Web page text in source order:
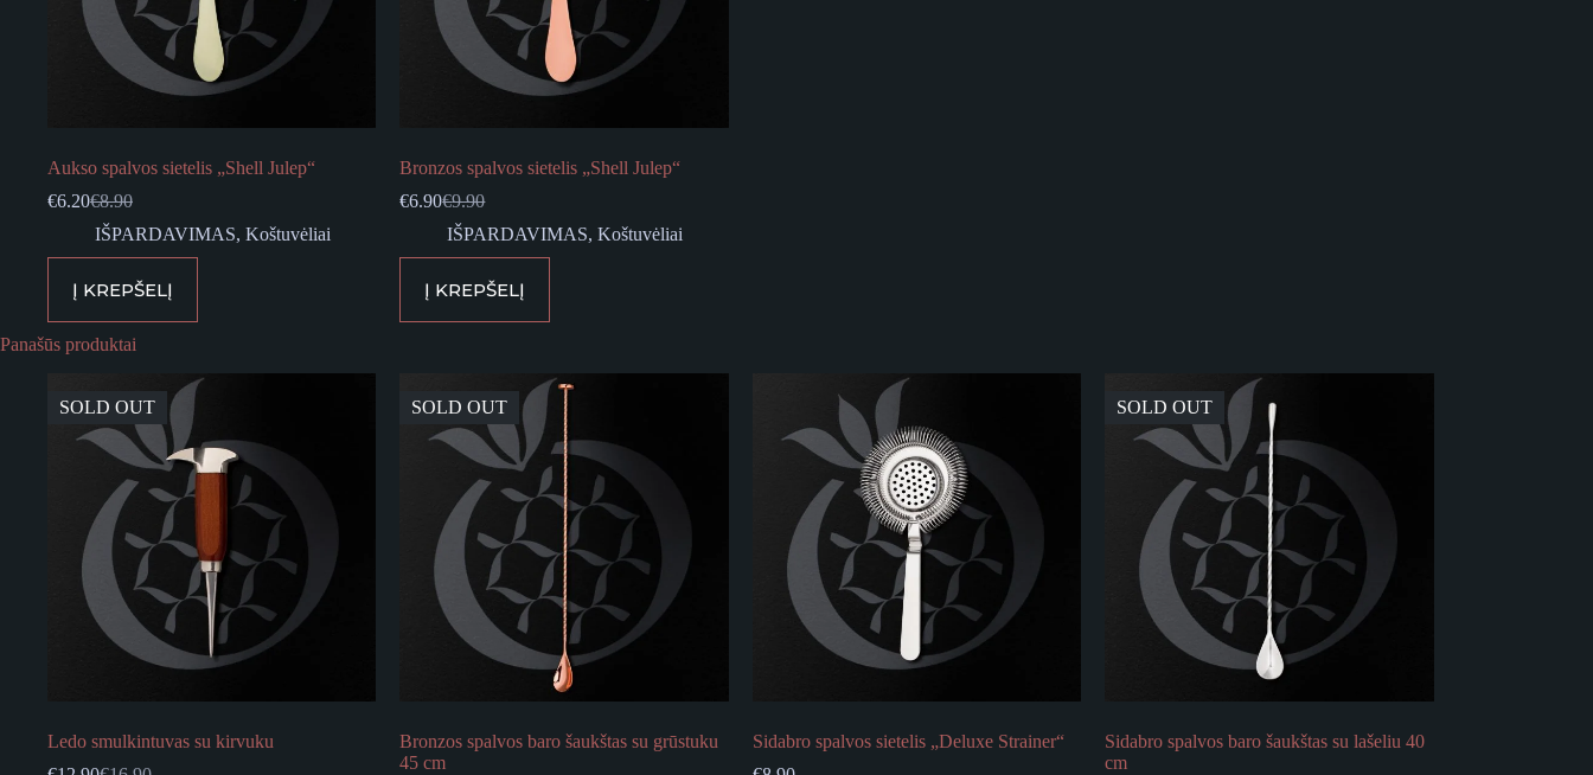
Aukso spalvos sietelis „Shell Julep“
€8.90
Original
price
was:
€6.20Current
price
is:
IŠPARDAVIMAS, Koštuvėliai
Į KREPŠELĮ
Bronzos spalvos sietelis „Shell Julep“
€9.90
Original
price
was:
€6.90Current
price
is:
IŠPARDAVIMAS,Koštuvėliai
Į KREPŠELĮ
Panašūs produktai
SOLD OUT
Ledo smulkintuvas su kirvuku
SOLD OUT
Bronzos spalvos baro šaukštas su grūstuku
45 cm
Sidabro spalvos sietelis „Deluxe Strainer“
SOLD OUT
Sidabro spalvos baro šaukštas su lašeliu 40
cm